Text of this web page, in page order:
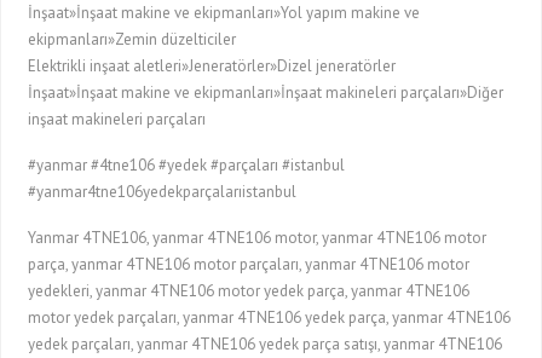
İnşaat»İnşaat makine ve ekipmanları»Yol yapım makine ve
ekipmanları»Zemin düzelticiler
Elektrikli inşaat aletleri»Jeneratörler»Dizel jeneratörler
İnşaat»İnşaat makine ve ekipmanları»İnşaat makineleri parçaları»Diğer
inşaat makineleri parçaları
#yanmar #4tne106 #yedek #parçaları #istanbul
#yanmar4tne106yedekparçalarıistanbul
Yanmar 4TNE106, yanmar 4TNE106 motor, yanmar 4TNE106 motor
parça, yanmar 4TNE106 motor parçaları, yanmar 4TNE106 motor
yedekleri, yanmar 4TNE106 motor yedek parça, yanmar 4TNE106
motor yedek parçaları, yanmar 4TNE106 yedek parça, yanmar 4TNE106
yedek parçaları, yanmar 4TNE106 yedek parça satışı, yanmar 4TNE106